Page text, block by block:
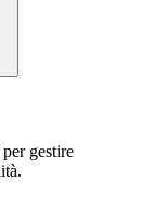
gestire